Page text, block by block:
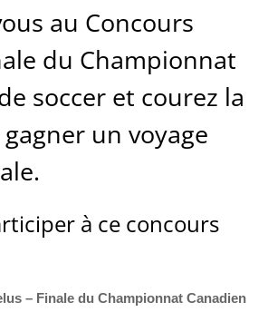
au Concours
du Championnat
soccer et courez la
un voyage
à ce concours
– Finale du Championnat Canadien